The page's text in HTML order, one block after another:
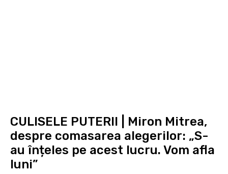
CULISELE PUTERII | Miron Mitrea,
despre comasarea alegerilor: „S-
au înțeles pe acest lucru. Vom afla
luni”